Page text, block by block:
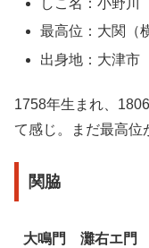
しこ名：小野
最高位：大関（
出身地：大津市
1758年生まれ、
て感じ。まだ最高位
関脇
大鳴門 灘右エ門